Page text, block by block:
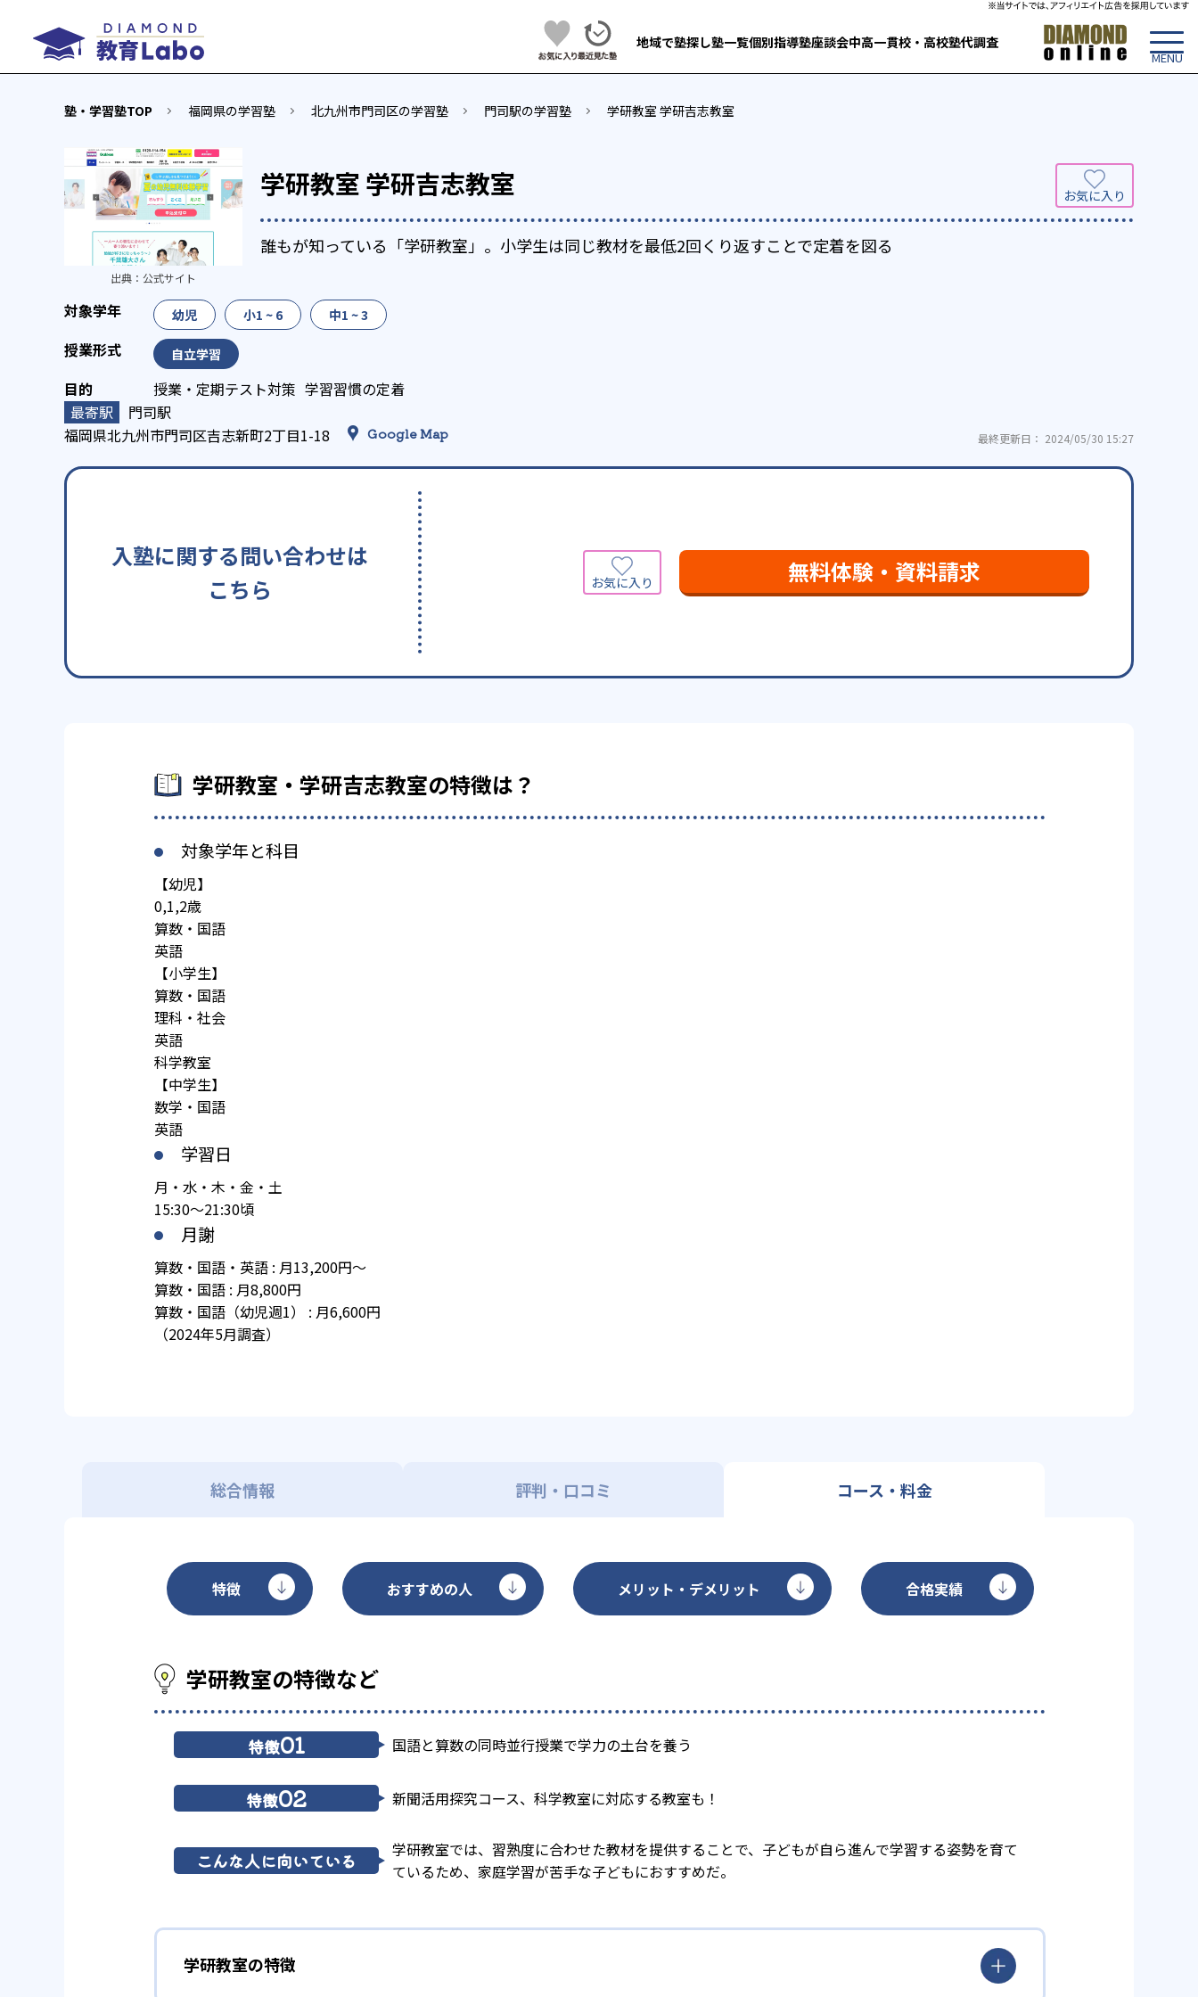
地域で塾探し塾一覧個別指導塾座談会中高一貫校・高校塾代調査
塾・学習塾TOP 福岡県の学習塾 北九州市門司区の学習塾 門司駅の学習塾 学研教室 学研吉志教室
学研教室 学研吉志教室
誰もが知っている「学研教室」。小学生は同じ教材を最低2回くり返すことで定着を図る
出典： 公式サイト
幼児 小1 ~ 6 中1 ~ 3
自立学習
授業・定期テスト対策 学習習慣の定着
門司駅
福岡県北九州市門司区吉志新町2丁目1-18
Google Map 最終更新日： 2024/05/30 15:27
入塾に関する問い合わせは
こちら
無料体験・資料請求
学研教室・学研吉志教室の特徴は？
対象学年と科目
【幼児】
0,1,2歳
算数・国語
英語
【小学生】
算数・国語
理科・社会
英語
科学教室
【中学生】
数学・国語
英語
学習日
月・水・木・金・土
15:30～21:30頃
月謝
算数・国語・英語 : 月13,200円～
算数・国語 : 月8,800円
算数・国語（幼児週1） : 月6,600円
（2024年5月調査）
総合情報 評判・口コミ コース・料金
特徴 おすすめの人 メリット・デメリット 合格実績
学研教室の特徴など
特徴01 国語と算数の同時並行授業で学力の土台を養う
特徴02 新聞活用探究コース、科学教室に対応する教室も！
こんな人に向いている
学研教室では、習熟度に合わせた教材を提供することで、子どもが自ら進んで学習する姿勢を育て
ているため、家庭学習が苦手な子どもにおすすめだ。
学研教室の特徴